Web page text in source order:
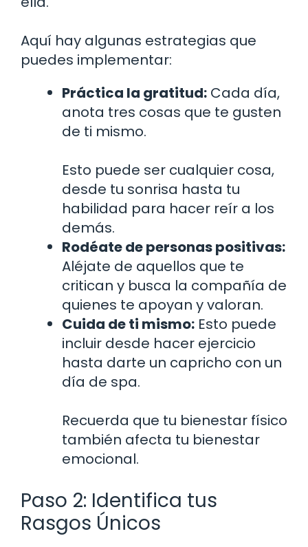
Aquí hay algunas estrategias que
puedes implementar:
Práctica la gratitud: Cada día,
anota tres cosas que te gusten
de ti mismo.
Esto puede ser cualquier cosa,
desde tu sonrisa hasta tu
habilidad para hacer reír a los
demás.
Rodéate de personas positivas:
Aléjate de aquellos que te
critican y busca la compañía de
quienes te apoyan y valoran.
Cuida de ti mismo: Esto puede
incluir desde hacer ejercicio
hasta darte un capricho con un
día de spa.
Recuerda que tu bienestar físico
también afecta tu bienestar
emocional.
Paso 2: Identifica tus
Rasgos Únicos